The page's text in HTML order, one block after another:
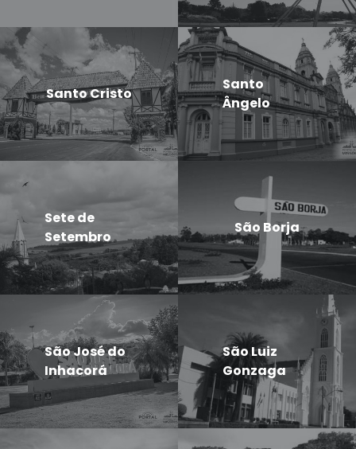
Santo Cristo
Santo
Ângelo
Sete de
Setembro
São Borja
São José do
Inhacorá
São Luiz
Gonzaga